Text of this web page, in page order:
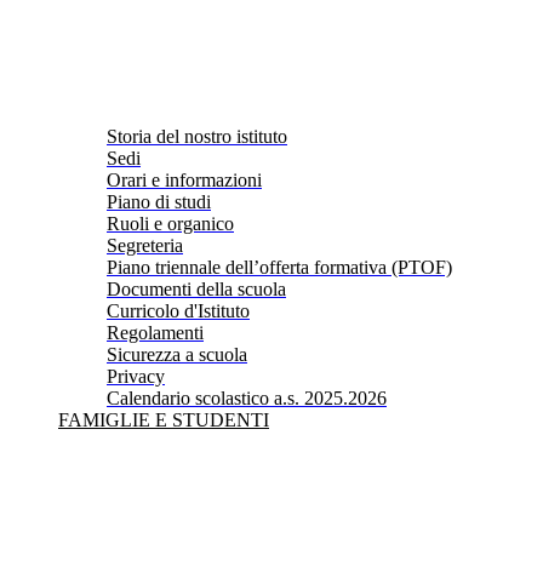
Storia del nostro istituto
Sedi
Orari e informazioni
Piano di studi
Ruoli e organico
Segreteria
Piano triennale dell’offerta formativa (PTOF)
Documenti della scuola
Curricolo d'Istituto
Regolamenti
Sicurezza a scuola
Privacy
Calendario scolastico a.s. 2025.2026
FAMIGLIE E STUDENTI